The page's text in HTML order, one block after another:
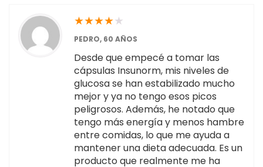
★★★★★
PEDRO, 60 AÑOS
Desde que empecé a tomar las
cápsulas Insunorm, mis niveles de
glucosa se han estabilizado mucho
mejor y ya no tengo esos picos
peligrosos. Además, he notado que
tengo más energía y menos hambre
entre comidas, lo que me ayuda a
mantener una dieta adecuada. Es un
producto que realmente me ha